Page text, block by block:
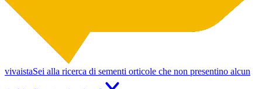
vivaistaSei alla ricerca di sementi orticole che non presentino alcun